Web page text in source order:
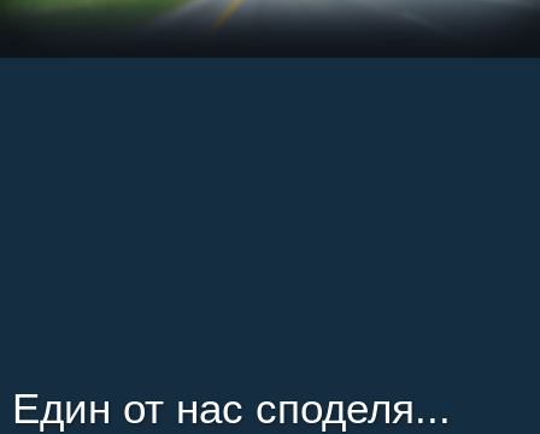
Един от нас споделя...